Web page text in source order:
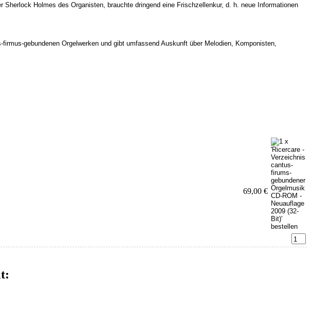
Holmes des Organisten, brauchte dringend eine Frischzellenkur, d. h. neue Informationen
gebundenen Orgelwerken und gibt umfassend Auskunft über Melodien, Komponisten,
69,00 €